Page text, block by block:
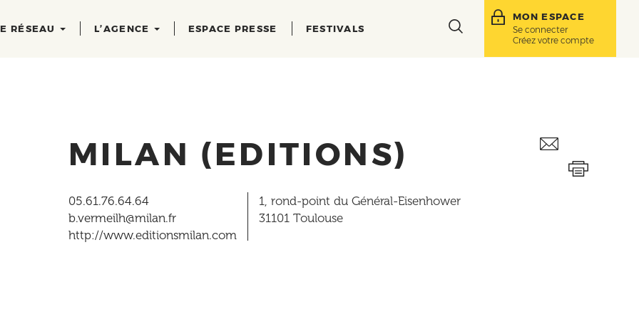
RÉSEAU L’AGENCE ESPACE PRESSE FESTIVALS
Toggle
MON ESPACE
Se connecter
Créez votre compte
MILAN (EDITIONS)
05.61.76.64.64
b.vermeilh@milan.fr
http://www.editionsmilan.com
1, rond-point du Général-Eisenhower
31101 Toulouse